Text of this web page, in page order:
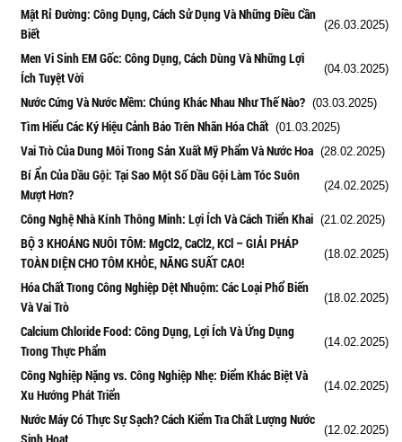
Mật Rỉ Đường: Công Dụng, Cách Sử Dụng Và Những Điều Cần
Biết
(26.03.2025)
Men Vi Sinh EM Gốc: Công Dụng, Cách Dùng Và Những Lợi
Ích Tuyệt Vời
(04.03.2025)
Nước Cứng Và Nước Mềm: Chúng Khác Nhau Như Thế Nào? (03.03.2025)
Tìm Hiểu Các Ký Hiệu Cảnh Báo Trên Nhãn Hóa Chất (01.03.2025)
Vai Trò Của Dung Môi Trong Sản Xuất Mỹ Phẩm Và Nước Hoa (28.02.2025)
Bí Ẩn Của Dầu Gội: Tại Sao Một Số Dầu Gội Làm Tóc Suôn
Mượt Hơn?
(24.02.2025)
Công Nghệ Nhà Kính Thông Minh: Lợi Ích Và Cách Triển Khai (21.02.2025)
BỘ 3 KHOÁNG NUÔI TÔM: MgCl2, CaCl2, KCl – GIẢI PHÁP
TOÀN DIỆN CHO TÔM KHỎE, NĂNG SUẤT CAO!
(18.02.2025)
Hóa Chất Trong Công Nghiệp Dệt Nhuộm: Các Loại Phổ Biến
Và Vai Trò
(18.02.2025)
Calcium Chloride Food: Công Dụng, Lợi Ích Và Ứng Dụng
Trong Thực Phẩm
(14.02.2025)
Công Nghiệp Nặng vs. Công Nghiệp Nhẹ: Điểm Khác Biệt Và
Xu Hướng Phát Triển
(14.02.2025)
Nước Máy Có Thực Sự Sạch? Cách Kiểm Tra Chất Lượng Nước
(12.02.2025)